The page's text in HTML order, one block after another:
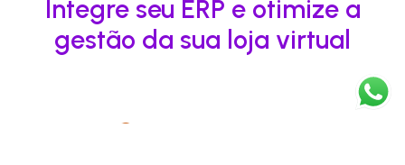
Integre seu ERP e otimize a
gestão da sua loja virtual